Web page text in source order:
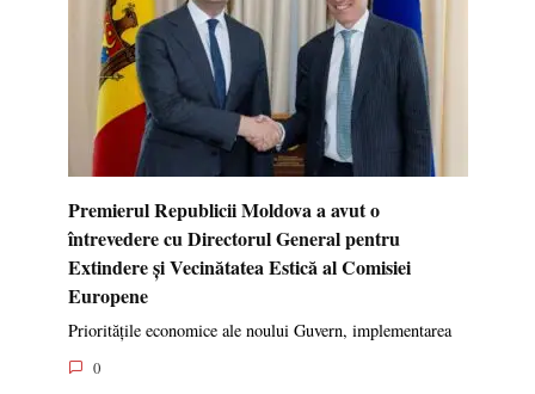
Premierul Republicii Moldova a avut o
întrevedere cu Directorul General pentru
Extindere și Vecinătatea Estică al Comisiei
Europene
Prioritățile economice ale noului Guvern, implementarea
0